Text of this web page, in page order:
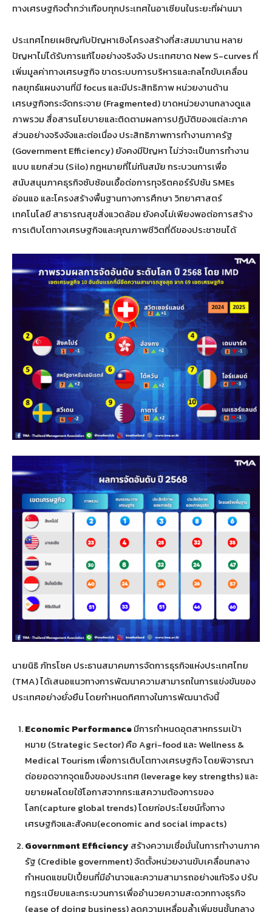
ทางเศรษฐกิจต่ำกว่าเกือบทุกประเทศในอาเซียนในระยะที่ผ่านมา
ประเทศไทยเผชิญกับปัญหาเชิงโครงสร้างที่สะสมมานาน หลาย
ปัญหาไม่ได้รับการแก้ไขอย่างจริงจัง ประเทศขาด New S-curves ที่
เพิ่มมูลค่าทางเศรษฐกิจ ขาดระบบการบริหารและกลไกขับเคลื่อน
กลยุทธ์แผนงานที่มี focus และมีประสิทธิภาพ หน่วยงานด้าน
เศรษฐกิจกระจัดกระจาย (Fragmented) ขาดหน่วยงานกลางดูแล
ภาพรวม สื่อสารนโยบายและติดตามผลการปฏิบัติของแต่ละภาค
ส่วนอย่างจริงจังและต่อเนื่อง ประสิทธิภาพการทำงานภาครัฐ
(Government Efficiency) ยังคงมีปัญหา ไม่ว่าจะเป็นการทำงาน
แบบ แยกส่วน (Silo) กฎหมายที่ไม่ทันสมัย กระบวนการเพื่อ
สนับสนุนภาคธุรกิจซับซ้อนเอื้อต่อการทุจริตคอร์รัปชัน SMEs
อ่อนแอ และโครงสร้างพื้นฐานทางการศึกษา วิทยาศาสตร์
เทคโนโลยี สาธารณสุขสิ่งแวดล้อม ยังคงไม่เพียงพอต่อการสร้าง
การเติบโตทางเศรษฐกิจและคุณภาพชีวิตที่ดีของประชาชนได้
นายนิธิ ภัทรโชค ประธานสมาคมการจัดการธุรกิจแห่งประเทศไทย
(TMA) ได้เสนอแนวทางการพัฒนาความสามารถในการแข่งขันของ
ประเทศอย่างยั่งยืน โดยกำหนดทิศทางในการพัฒนาดังนี้
Economic Performanceมีการกำหนดอุตสาหกรรมเป้า
หมาย (Strategic Sector) คือ Agri-food และ Wellness &
Medical Tourism เพื่อการเติบโตทางเศรษฐกิจ โดยพิจารณา
ต่อยอดจากจุดแข็งของประเทศ (leverage key strengths) และ
ขยายผลโดยใช้โอกาสจากกระแสความต้องการของ
โลก(capture global trends) โดยก่อประโยชน์ทั้งทาง
เศรษฐกิจและสังคม(economic and social impacts)
Government Efficiencyสร้างความเชื่อมั่นในการทำงานภาค
รัฐ (Credible government) จัดตั้งหน่วยงานขับเคลื่อนกลาง
กำหนดแชมป์เปี้ยนที่มีอำนาจและความสามารถอย่างแท้จริง ปรับ
กฎระเบียบและกระบวนการเพื่ออำนวยความสะดวกทางธุรกิจ
(ease of doing business) ลดความเหลื่อมล้ำเพิ่มชนชั้นกลาง